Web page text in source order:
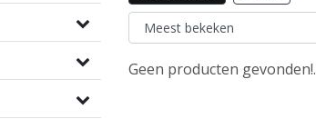
Geen producten